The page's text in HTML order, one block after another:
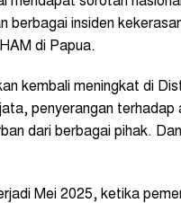
berbagai insiden
di Papua.
kembali meningkat di
penyerangan
dari berbagai pihak.
Mei 2025, ketika